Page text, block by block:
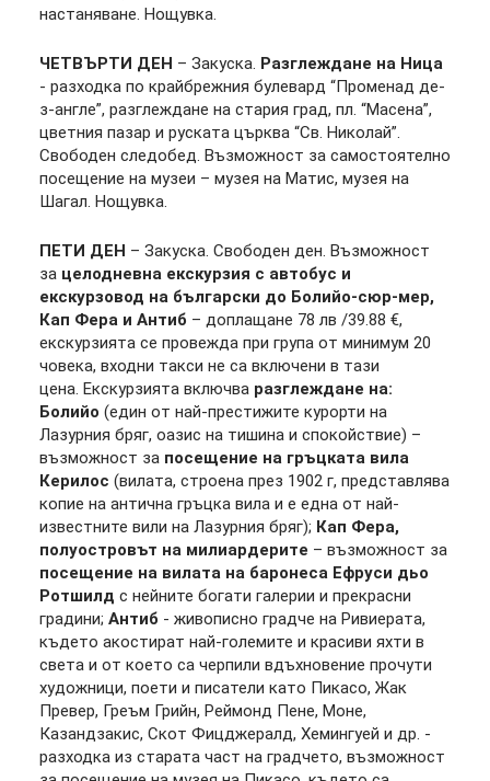
настаняване. Нощувка.
ЧЕТВЪРТИ ДЕН – Закуска. Разглеждане на Ница
- разходка по крайбрежния булевард “Променад де-
з-англе”, разглеждане на стария град, пл. “Масена”,
цветния пазар и руската църква “Св. Николай”.
Свободен следобед. Възможност за самостоятелно
посещение на музеи – музея на Матис, музея на
Шагал. Нощувка.
ПЕТИ ДЕН – Закуска. Свободен ден. Възможност
за целодневна екскурзия с автобус и
екскурзовод на български до Болийо-сюр-мер,
Кап Фера и Антиб – доплащане 78 лв /39.88 €,
екскурзията се провежда при група от минимум 20
човека, входни такси не са включени в тази
цена. Екскурзията включва разглеждане на:
Болийо (един от най-престижите курорти на
Лазурния бряг, оазис на тишина и спокойствие) –
възможност за посещение на гръцката вила
Керилос (вилата, строена през 1902 г, представлява
копие на антична гръцка вила и е една от най-
известните вили на Лазурния бряг); Кап Фера,
полуостровът на милиардерите – възможност за
посещение на вилата на баронеса Ефруси дьо
Ротшилд с нейните богати галерии и прекрасни
градини; Антиб - живописно градче на Ривиерата,
където акостират най-големите и красиви яхти в
света и от което са черпили вдъхновение прочути
художници, поети и писатели като Пикасо, Жак
Превер, Греъм Грийн, Реймонд Пене, Моне,
Казандзакис, Скот Фицджералд, Хемингуей и др. -
разходка из старата част на градчето, възможност